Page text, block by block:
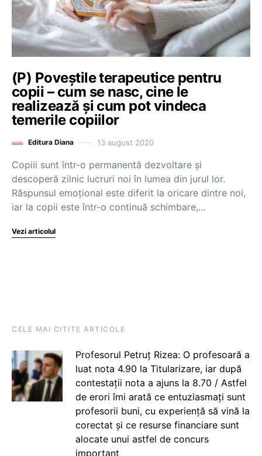
(P) Poveștile terapeutice pentru
copii – cum se nasc, cine le
realizează și cum pot vindeca
temerile copiilor
Editura Diana 13 august 2020
Copiii sunt într-o permanentă dezvoltare și
descoperă zilnic lucruri noi în lumea din jurul lor.
Răspunsul emoțional este diferit la oricare dintre noi,
iar la copii este într-o continuă schimbare,…
Vezi articolul
CELE MAI CITITE ARTICOLE
Profesorul Petruț Rizea: O profesoară a
luat nota 4.90 la Titularizare, iar după
contestații nota a ajuns la 8.70 / Astfel
de erori îmi arată ce entuziasmați sunt
profesorii buni, cu experiență să vină la
corectat și ce resurse financiare sunt
alocate unui astfel de concurs
important